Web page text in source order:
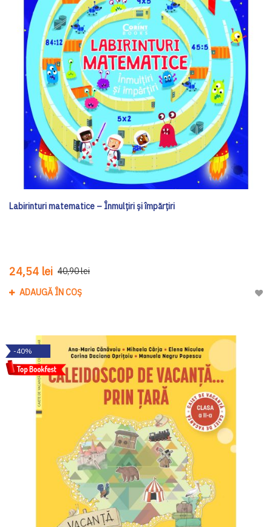
Labirinturi matematice – Înmulțiri și împărțiri
24,54 lei 40,90 lei
ADAUGĂ ÎN COȘ
-40%